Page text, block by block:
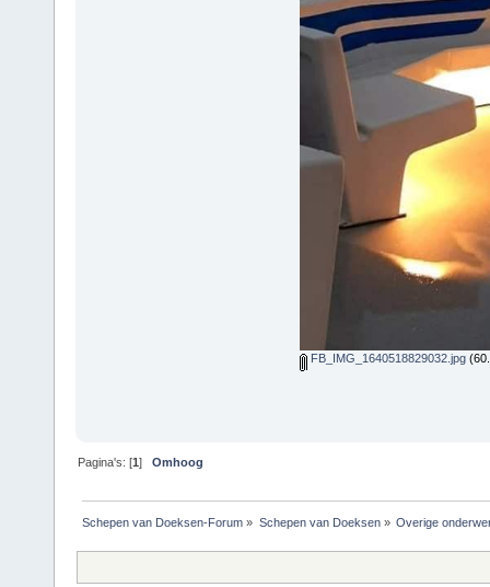
FB_IMG_1640518829032.jpg
Pagina's: [1]Omhoog
Schepen van Doeksen-Forum » Schepen van Doeksen» Overige